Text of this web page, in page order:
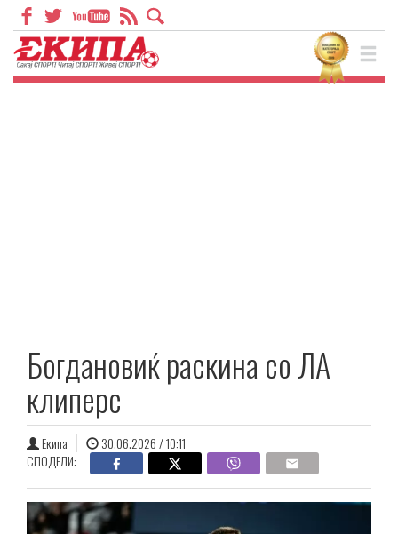
Богдановиќ раскина со ЛА
клиперс
Екипа
30.06.2026 / 10:11
СПОДЕЛИ: